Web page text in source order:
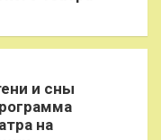
и сны
на